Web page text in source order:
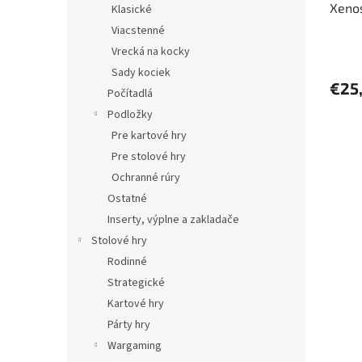
Klasické
Viacstenné
Vrecká na kocky
Sady kociek
Počítadlá
Podložky
Pre kartové hry
Pre stolové hry
Ochranné rúry
Ostatné
Inserty, výplne a zakladače
Stolové hry
Rodinné
Strategické
Kartové hry
Párty hry
Wargaming